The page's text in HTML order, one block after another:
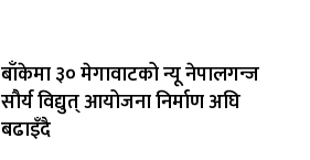
बाँकेमा ३० मेगावाटको न्यू नेपालगन्ज
सौर्य विद्युत् आयोजना निर्माण अघि
बढाइँदै